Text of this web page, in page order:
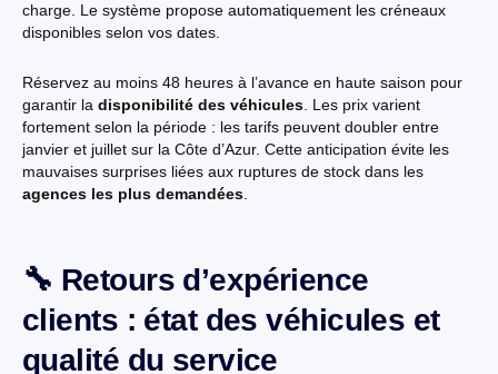
charge. Le système propose automatiquement les créneaux
disponibles selon vos dates.
Réservez au moins 48 heures à l’avance en haute saison pour
garantir la disponibilité des véhicules . Les prix varient
fortement selon la période : les tarifs peuvent doubler entre
janvier et juillet sur la Côte d’Azur. Cette anticipation évite les
mauvaises surprises liées aux ruptures de stock dans les
agences les plus demandées
🔧 Retours d’expérience
clients : état des véhicules et
qualité du service